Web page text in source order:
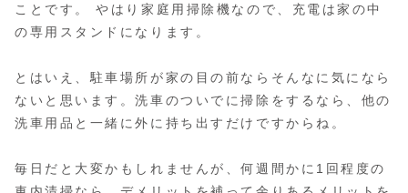
ことです。 やはり家庭用掃除機なので、充電は家の中
の専用スタンドになります。
とはいえ、駐車場所が家の目の前ならそんなに気になら
ないと思います。洗車のついでに掃除をするなら、他の
洗車用品と一緒に外に持ち出すだけですからね。
毎日だと大変かもしれませんが、何週間かに1回程度の